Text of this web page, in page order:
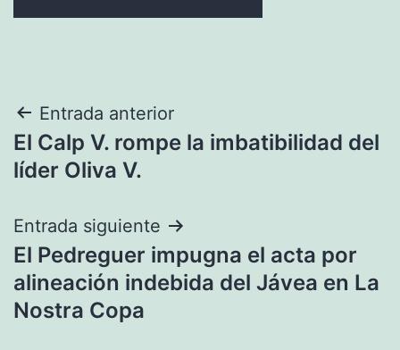
Navegación
de
Entrada anterior
El Calp V. rompe la imbatibilidad del
líder Oliva V.
Entrada siguiente
El Pedreguer impugna el acta por
alineación indebida del Jávea en La
Nostra Copa